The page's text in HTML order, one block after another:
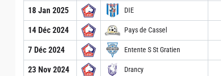
18 Jan 2025 DIE
14 Déc 2024 Pays de Cassel
7 Déc 2024 Entente S St Gratien
23 Nov 2024 Drancy